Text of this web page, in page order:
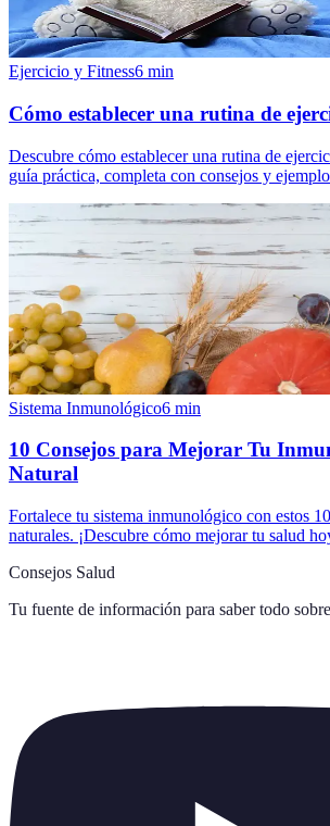
Ejercicio y Fitness6 min
Cómo establecer una rutina de
Descubre cómo establecer una rutina de
guía práctica, completa con consejos y
Sistema Inmunológico6 min
10 Consejos para Mejorar Tu
Natural
Fortalece tu sistema inmunológico con estos
naturales. ¡Descubre cómo mejorar tu salud
Consejos Salud
Tu fuente de información para saber todo sobre